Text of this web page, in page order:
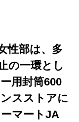
性部は、多
の一環とし
用封筒600
スストアに
マートJA